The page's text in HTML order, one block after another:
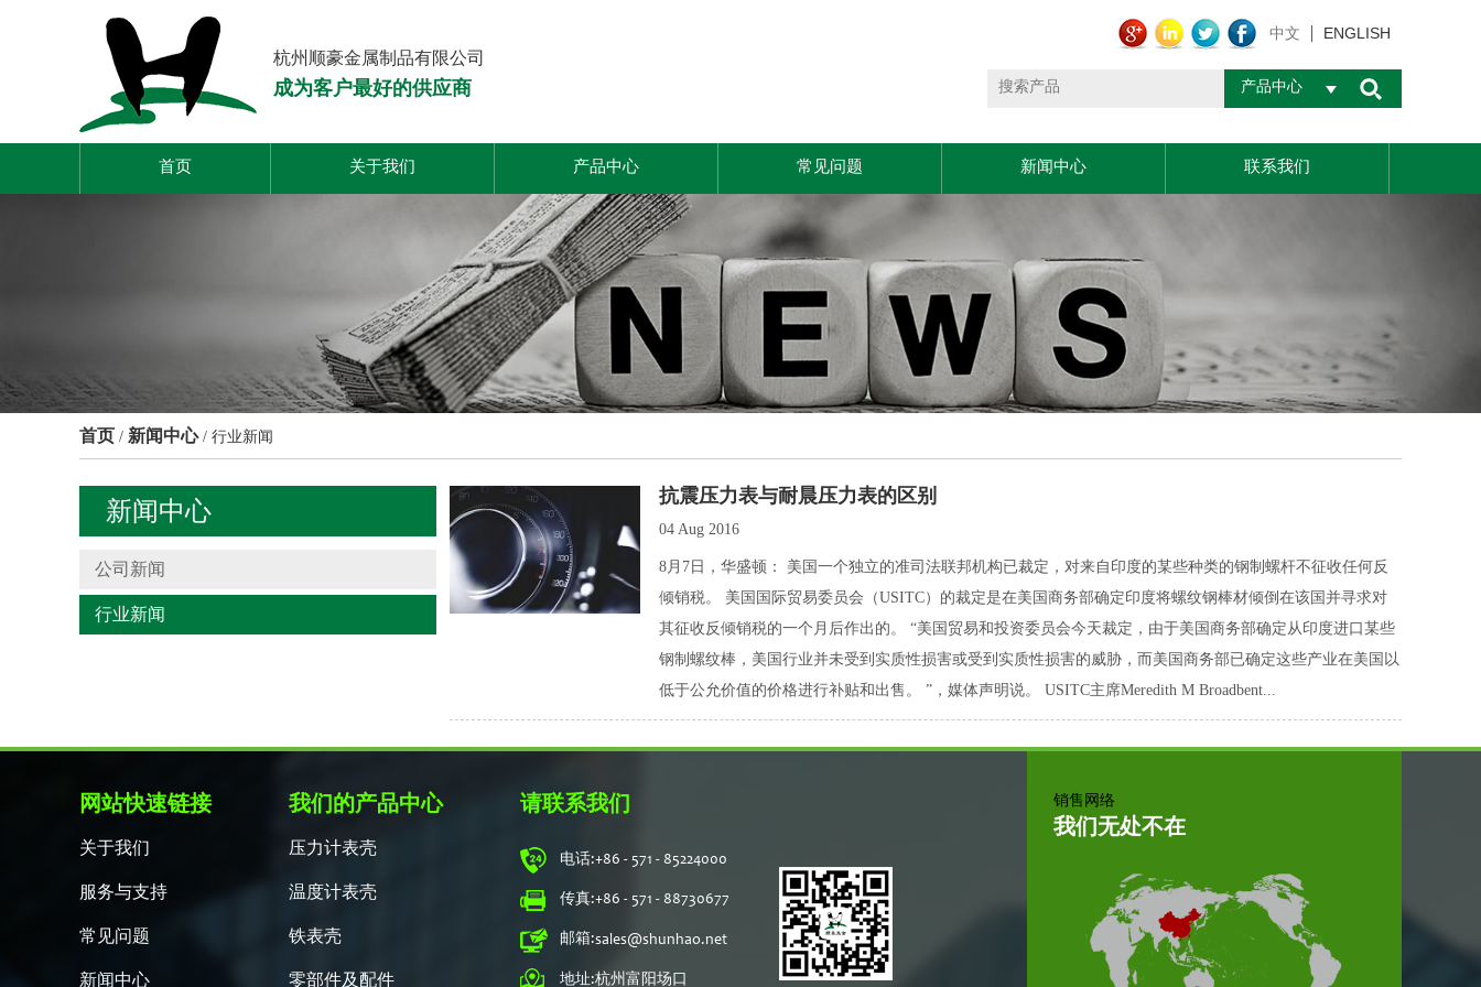
杭州顺豪金属制品有限公司
成为客户最好的供应商
中文 ENGLISH
产品中心
首页 关于我们 产品中心 常见问题 新闻中心 联系我们
首页 / 新闻中心/ 行业新闻
新闻中心
公司新闻
行业新闻
抗震压力表与耐晨压力表的区别
04 Aug 2016
8月7日，华盛顿： 美国一个独立的准司法联邦机构已裁定，对来自印度的某些种类的钢制螺杆不征收任何反
倾销税。 美国国际贸易委员会（USITC）的裁定是在美国商务部确定印度将螺纹钢棒材倾倒在该国并寻求对
其征收反倾销税的一个月后作出的。 “美国贸易和投资委员会今天裁定，由于美国商务部确定从印度进口某些
钢制螺纹棒，美国行业并未受到实质性损害或受到实质性损害的威胁，而美国商务部已确定这些产业在美国以
低于公允价值的价格进行补贴和出售。 ”，媒体声明说。 USITC主席Meredith M Broadbent...
网站快速链接
关于我们
服务与支持
常见问题
新闻中心
我们的产品中心
压力计表壳
温度计表壳
铁表壳
零部件及配件
请联系我们
电话:+86 - 571 - 85224000
传真:+86 - 571 - 88730677
邮箱:sales@shunhao.net
地址:杭州富阳场口
销售网络
我们无处不在